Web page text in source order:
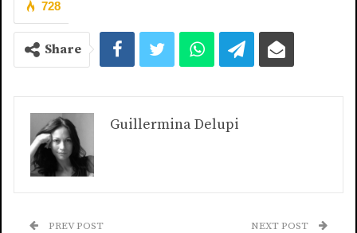
728
Share
Guillermina Delupi
PREV POST NEXT POST